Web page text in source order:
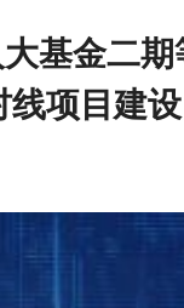
基金二
线项目建设